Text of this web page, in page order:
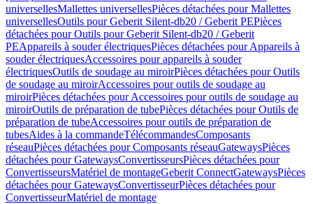
universellesMallettes universellesPièces détachées pour Mallettes
universellesOutils pour Geberit Silent-db20 / Geberit PEPièces
détachées pour Outils pour Geberit Silent-db20 / Geberit
PEAppareils à souder électriquesPièces détachées pour Appareils à
souder électriquesAccessoires pour appareils à souder
électriquesOutils de soudage au miroirPièces détachées pour Outils
de soudage au miroirAccessoires pour outils de soudage au
miroirPièces détachées pour Accessoires pour outils de soudage au
miroirOutils de préparation de tubePièces détachées pour Outils de
préparation de tubeAccessoires pour outils de préparation de
tubesAides à la commandeTélécommandesComposants
réseauPièces détachées pour Composants réseauGatewaysPièces
détachées pour GatewaysConvertisseursPièces détachées pour
ConvertisseursMatériel de montageGeberit ConnectGatewaysPièces
détachées pour GatewaysConvertisseurPièces détachées pour
ConvertisseurMatériel de montage